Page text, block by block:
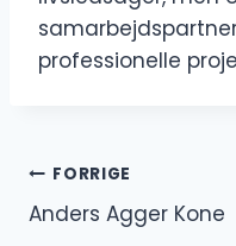
professionelle
FORRIGE
Anders Agger Kone